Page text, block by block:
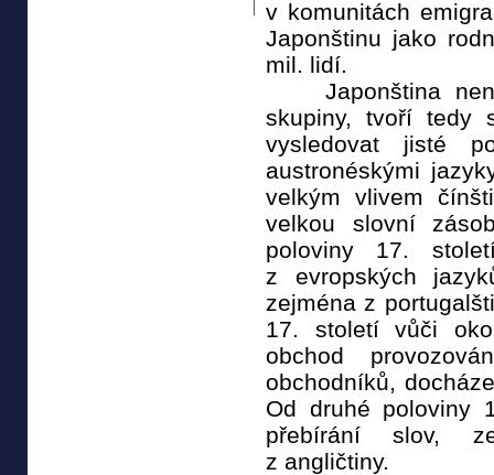
v komunitách
Japonštinu jako
mil. lidí.
Japonština není
skupiny, tvoří tedy
vysledovat jisté
austronéskými
velkým vlivem
velkou slovní
poloviny 17.
z evropských
zejména z
17. století vůči
obchod
obchodníků,
Od druhé poloviny
přebírání slov,
z angličtiny.